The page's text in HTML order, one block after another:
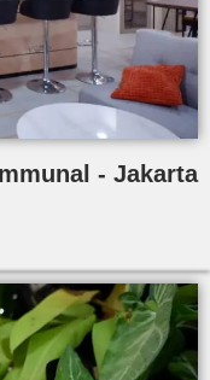
- Jakarta